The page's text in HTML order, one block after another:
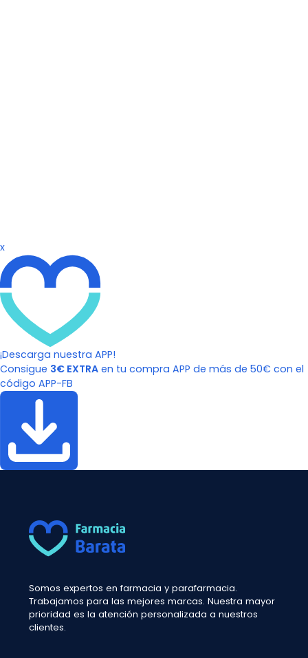
x
¡Descarga nuestra APP!
Consigue 3€ EXTRA en tu compra APP de más de 50€ con el
código APP-FB
Somos expertos en farmacia y parafarmacia.
Trabajamos para las mejores marcas. Nuestra mayor
prioridad es la atención personalizada a nuestros
clientes.